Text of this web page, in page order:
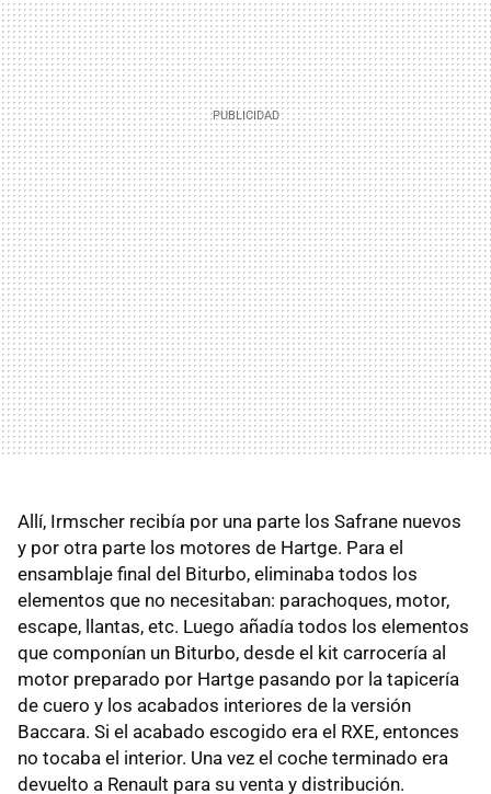
Allí, Irmscher recibía por una parte los Safrane nuevos
y por otra parte los motores de Hartge. Para el
ensamblaje final del Biturbo, eliminaba todos los
elementos que no necesitaban: parachoques, motor,
escape, llantas, etc. Luego añadía todos los elementos
que componían un Biturbo, desde el kit carrocería al
motor preparado por Hartge pasando por la tapicería
de cuero y los acabados interiores de la versión
Baccara. Si el acabado escogido era el RXE, entonces
no tocaba el interior. Una vez el coche terminado era
devuelto a Renault para su venta y distribución.